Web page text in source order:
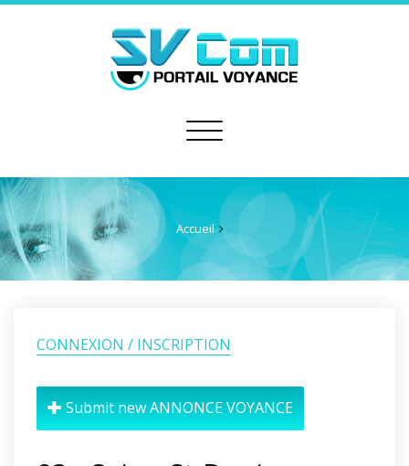
Toggle
Accueil
CONNEXION / INSCRIPTION
Submit new ANNONCE VOYANCE